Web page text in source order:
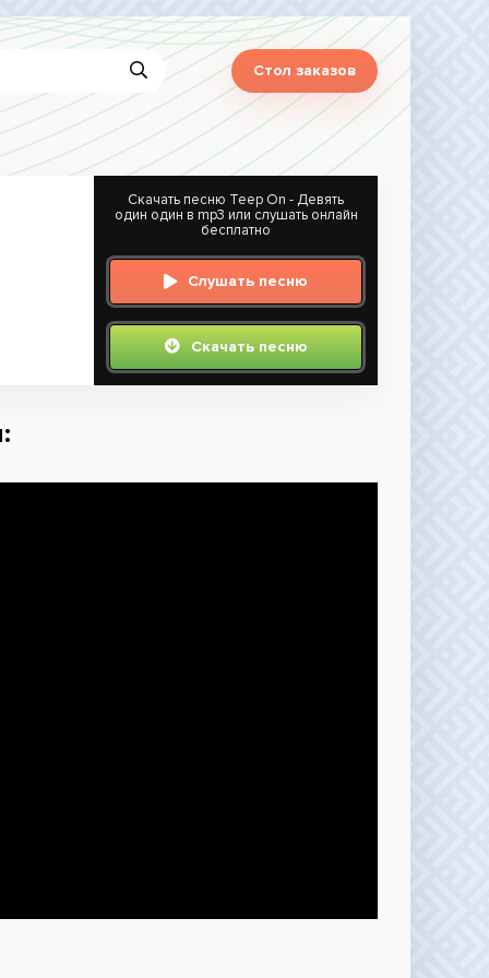
Стол заказов
Скачать песню Teep On - Девять
один один в mp3 или слушать онлайн
бесплатно
Слушать песню
Скачать песню